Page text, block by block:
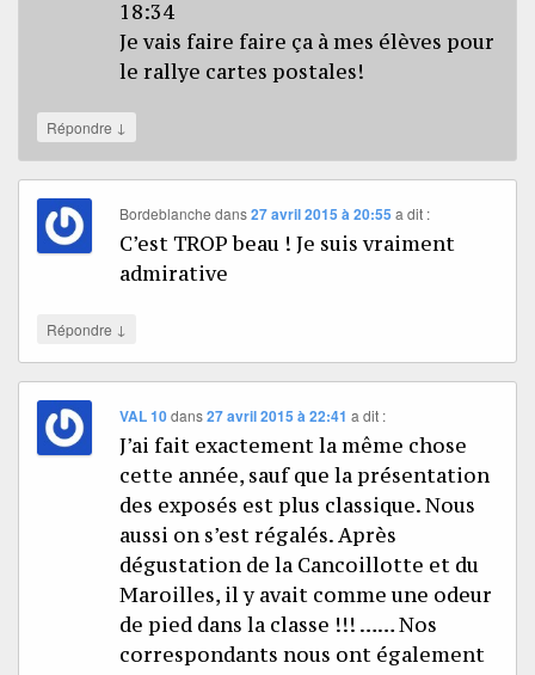
18:34
Je vais faire faire ça à mes élèves pour
le rallye cartes postales!
Répondre ↓
Bordeblanche dans27 avril 2015 à 20:55 a dit :
C’est TROP beau ! Je suis vraiment
admirative
Répondre ↓
VAL 10dans27 avril 2015 à 22:41 a dit :
J’ai fait exactement la même chose
cette année, sauf que la présentation
des exposés est plus classique. Nous
aussi on s’est régalés. Après
dégustation de la Cancoillotte et du
Maroilles, il y avait comme une odeur
de pied dans la classe !!! …… Nos
correspondants nous ont également